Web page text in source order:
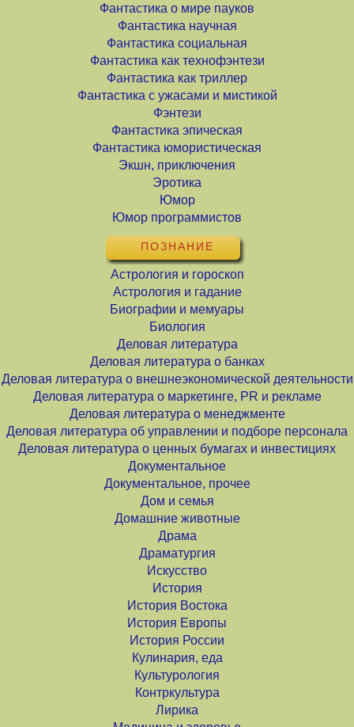
Фантастика о мире пауков
Фантастика научная
Фантастика социальная
Фантастика как технофэнтези
Фантастика как триллер
Фантастика с ужасами и мистикой
Фэнтези
Фантастика эпическая
Фантастика юмористическая
Экшн, приключения
Эротика
Юмор
Юмор программистов
ПОЗНАНИЕ
Астрология и гороскоп
Астрология и гадание
Биографии и мемуары
Биология
Деловая литература
Деловая литература о банках
Деловая литература о внешнеэкономической деятельности
Деловая литература о маркетинге, PR и рекламе
Деловая литература о менеджменте
Деловая литература об управлении и подборе персонала
Деловая литература о ценных бумагах и инвестициях
Документальное
Документальное, прочее
Дом и семья
Домашние животные
Драма
Драматургия
Искусство
История
История Востока
История Европы
История России
Кулинария, еда
Культурология
Контркультура
Лирика